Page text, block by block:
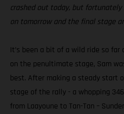
crashed out today, but fortunately
on tomorrow and the final stage
It’s been a bit of a wild ride so far
on the penultimate stage, Sam
best. After making a steady start
stage of the rally - a whopping
from Laayoune to Tan-Tan –